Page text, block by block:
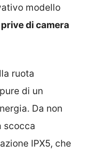
modello
di camera
ruota
di un
Da non
scocca
IPX5, che